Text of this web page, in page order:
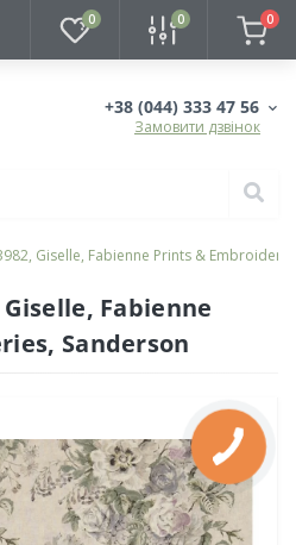
0 0 0
+38 (044) 333 47 56
Замовити дзвінок
Giselle, Fabienne Prints &
Fabienne
Sanderson